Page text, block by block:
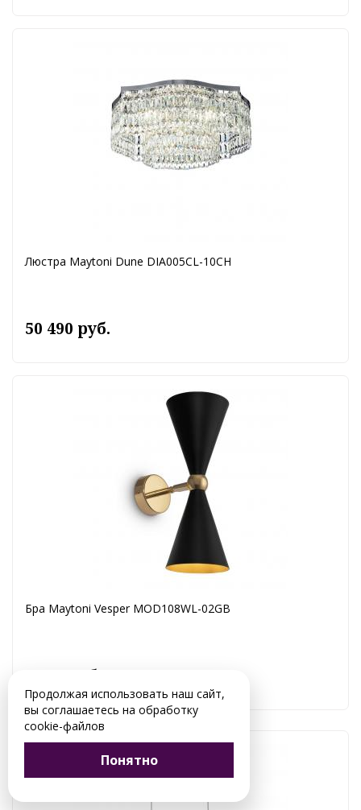
Люстра Maytoni Dune DIA005CL-10CH
50 490 руб.
Бра Maytoni Vesper MOD108WL-02GB
6 990 руб.
Продолжая использовать наш сайт,
вы соглашаетесь на обработку
cookie-файлов
Понятно